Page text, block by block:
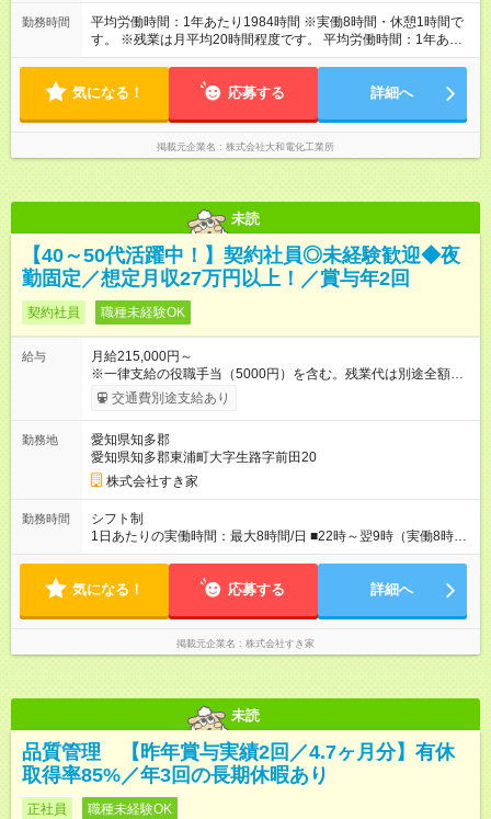
勤務時間
平均労働時間：1年あたり1984時間 ※実働8時間・休憩1時間で
す。 ※残業は月平均20時間程度です。 平均労働時間：1年あた
り1984時間 ※実働8時間・休憩1時間です。 ※残業は月平均20時
気になる！ 応募する 詳細へ
掲載元企業名 株式会社大和電化工業所
未読
【40～50代活躍中！】契約社員◎未経験歓迎◆夜
勤固定／想定月収27万円以上！／賞与年2回
契約社員 職種未経験OK
給与
月給215,000円～
※一律支給の役職手当（5000円）を含む。残業代は別途全額支
給。 ※深夜勤務手当は、残業時間等により変動します。 ※想定
月収27万円以上 ※最大4回昇給のチャンスあり ※賞与年2回支給
交通費別途支給あり
勤務地
愛知県知多郡
愛知県知多郡東浦町大字生路字前田20
株式会社すき家
勤務時間
シフト制
1日あたりの実働時間：最大8時間/日 ■22時～翌9時（実働8時
間） ※上記はあくまでも一例です。店舗により、時間が前後す
のシフトを組んでいます。 ★各店舗のサポートのために本社に
気になる！ 応募する 詳細へ
掲載元企業名 株式会社すき家
未読
品質管理 【昨年賞与実績2回／4.7ヶ月分】有休
取得率85%／年3回の長期休暇あり
正社員 職種未経験OK